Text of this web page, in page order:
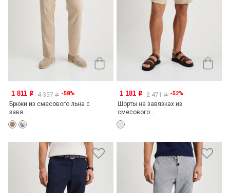
1 811 o 4 357o -58%
Брюки из смесового льна с
завя...
1 181 o 2 471o -52%
Шорты на завязках из
смесового...